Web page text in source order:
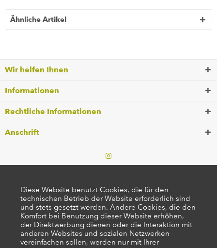
Ähnliche Artikel
Wir helfen Ihnen
Informationen
Rechtliche Informationen
Anschrift
Diese Website benutzt Cookies, die für den
technischen Betrieb der Website erforderlich sind
und stets gesetzt werden. Andere Cookies, die den
Komfort bei Benutzung dieser Website erhöhen,
der Direktwerbung dienen oder die Interaktion mit
anderen Websites und sozialen Netzwerken
vereinfachen sollen, werden nur mit Ihrer